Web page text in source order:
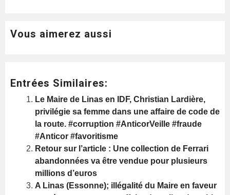
Vous aimerez aussi
Entrées Similaires:
Le Maire de Linas en IDF, Christian Lardière,
privilégie sa femme dans une affaire de code de
la route. #corruption #AnticorVeille #fraude
#Anticor #favoritisme
Retour sur l’article : Une collection de Ferrari
abandonnées va être vendue pour plusieurs
millions d’euros
A Linas (Essonne); illégalité du Maire en faveur